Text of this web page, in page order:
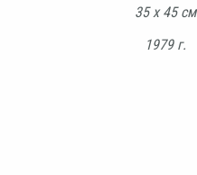
35 х 45 см
1979 г.